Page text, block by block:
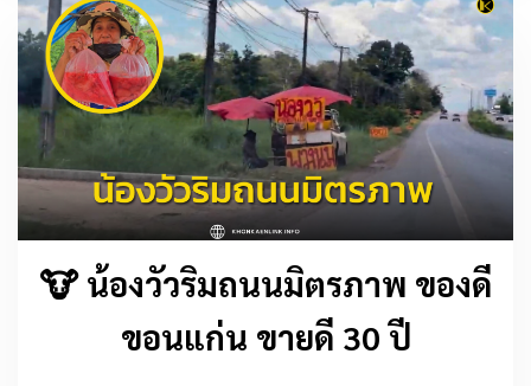
🐮 น้องวัวริมถนนมิตรภาพ ของดี
ขอนแก่น ขายดี 30 ปี